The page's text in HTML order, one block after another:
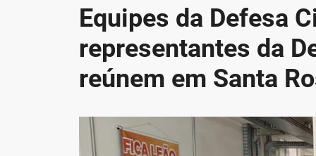
Equipes da Defesa
representantes da
reúnem em Santa